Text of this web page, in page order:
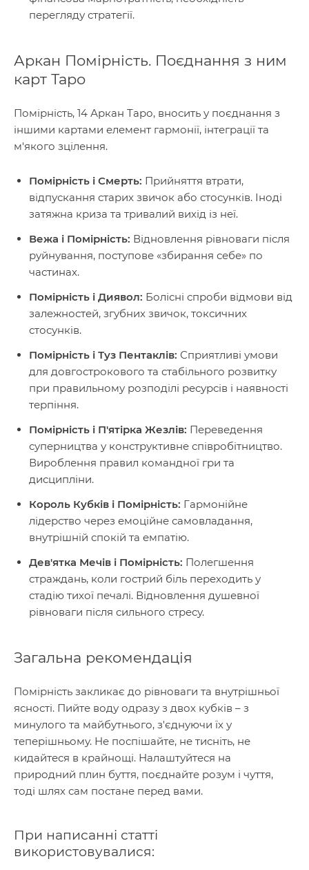
перегляду стратегії.
Аркан Помірність. Поєднання з ним
карт Таро
Помірність, 14 Аркан Таро, вносить у поєднання з
іншими картами елемент гармонії, інтеграції та
м'якого зцілення.
Помірність і Смерть: Прийняття втрати,
відпускання старих звичок або стосунків. Іноді
затяжна криза та тривалий вихід із неї.
Вежа і Помірність: Відновлення рівноваги після
руйнування, поступове «збирання себе» по
частинах.
Помірність і Диявол: Болісні спроби відмови від
залежностей, згубних звичок, токсичних
стосунків.
Помірність і Туз Пентаклів: Сприятливі умови
для довгострокового та стабільного розвитку
при правильному розподілі ресурсів і наявності
терпіння.
Помірність і П'ятірка Жезлів: Переведення
суперництва у конструктивне співробітництво.
Вироблення правил командної гри та
дисципліни.
Король Кубків і Помірність: Гармонійне
лідерство через емоційне самовладання,
внутрішній спокій та емпатію.
Дев'ятка Мечів і Помірність: Полегшення
страждань, коли гострий біль переходить у
стадію тихої печалі. Відновлення душевної
рівноваги після сильного стресу.
Загальна рекомендація
Помірність закликає до рівноваги та внутрішньої
ясності. Пийте воду одразу з двох кубків – з
минулого та майбутнього, з'єднуючи їх у
теперішньому. Не поспішайте, не тисніть, не
кидайтеся в крайнощі. Налаштуйтеся на
природний плин буття, поєднайте розум і чуття,
тоді шлях сам постане перед вами.
При написанні статті
використовувалися: